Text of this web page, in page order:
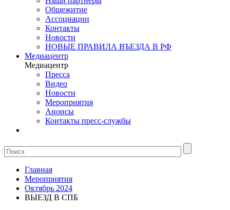
Общежитие
Ассоциации
Контакты
Новости
НОВЫЕ ПРАВИЛА ВЪЕЗДА В РФ
Медиацентр
Медиацентр
Пресса
Видео
Новости
Мероприятия
Анонсы
Контакты пресс-службы
Главная
Мероприятия
Октябрь 2024
ВЫЕЗД В СПБ